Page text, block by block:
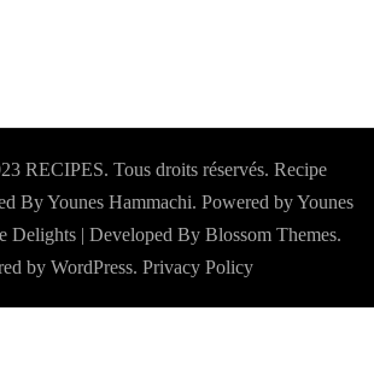
RECIPES. Tous droits réservés. Recipe
By Younes Hammachi. Powered by Younes
Delights | Developed By Blossom Themes.
by WordPress. Privacy Policy